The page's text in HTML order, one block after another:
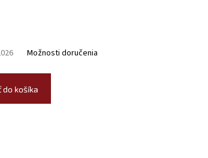
Možnosti doručenia
do košíka